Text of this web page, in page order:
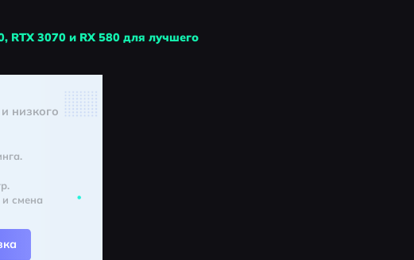
RTX 3070 и RX 580 для лучшего
низкого
и смена